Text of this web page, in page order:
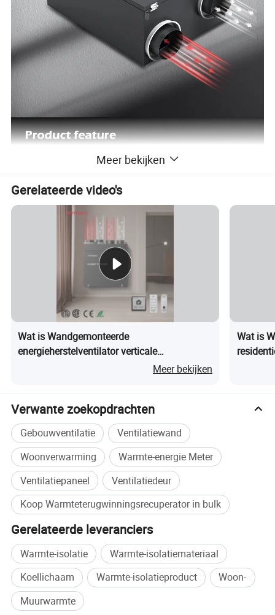
Meer bekijken
Gerelateerde video's
Wat is Wandgemonteerde
energieherstelventilator verticale
Meer bekijken
Wat is
Verwante zoekopdrachten
Gebouwventilatie
Ventilatiewand
Woonverwarming
Warmte-energie Meter
Ventilatiepaneel
Ventilatiedeur
Koop Warmteterugwinningsrecuperator in bulk
Gerelateerde leveranciers
Warmte-isolatie
Warmte-isolatiemateriaal
Koellichaam
Warmte-isolatieproduct
Woon-
Muurwarmte